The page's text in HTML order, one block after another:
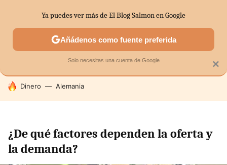
SECTORES ECONOMÍA DOMÉSTICA MERCADOS
HOY SE HABLA DE
Dinero Alemania
¿De qué factores dependen la oferta y
la demanda?
×
Ya puedes ver más de El Blog Salmon en Google
Añádenos como fuente preferida
Solo necesitas una cuenta de Google